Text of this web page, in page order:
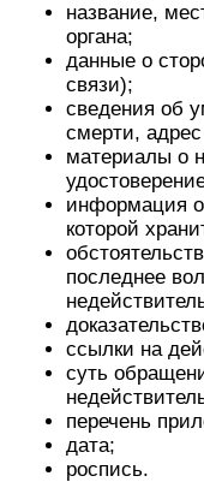
название,
органа;
данные о
связи);
сведения об
смерти,
материалы о
информация о
которой
последнее
ссылки на
суть
перечень
дата;
роспись.